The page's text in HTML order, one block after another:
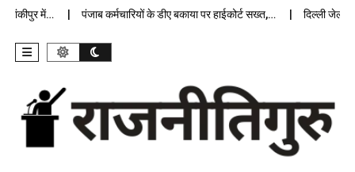
में… पंजाब कर्मचारियों के डीए बकाया पर हाईकोर्ट सख्त,… दिल्ली जेलों में